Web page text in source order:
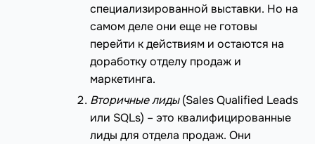
специализированной выставки. Но на
самом деле они еще не готовы
перейти к действиям и остаются на
доработку отделу продаж и
маркетинга.
Вторичные лиды(Sales Qualified Leads
или SQLs) – это квалифицированные
лиды для отдела продаж. Они